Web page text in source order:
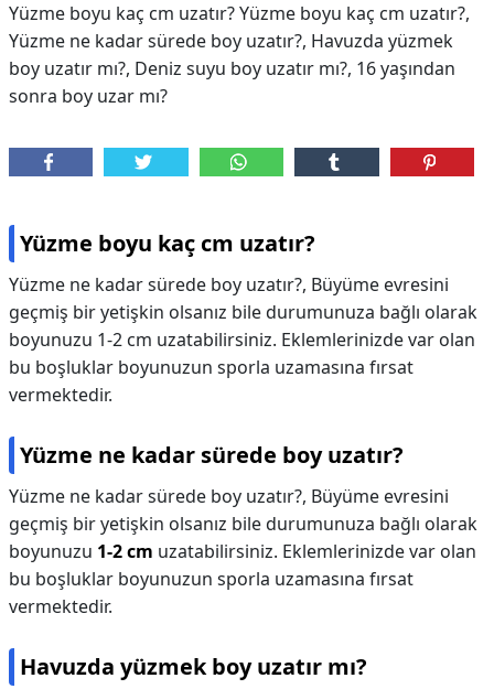
Yüzme boyu kaç cm uzatır? Yüzme boyu kaç cm uzatır?,
Yüzme ne kadar sürede boy uzatır?, Havuzda yüzmek
boy uzatır mı?, Deniz suyu boy uzatır mı?, 16 yaşından
sonra boy uzar mı?
Yüzme boyu kaç cm uzatır?
Yüzme ne kadar sürede boy uzatır?, Büyüme evresini
geçmiş bir yetişkin olsanız bile durumunuza bağlı olarak
boyunuzu 1-2 cm uzatabilirsiniz. Eklemlerinizde var olan
bu boşluklar boyunuzun sporla uzamasına fırsat
vermektedir.
Yüzme ne kadar sürede boy uzatır?
Yüzme ne kadar sürede boy uzatır?, Büyüme evresini
geçmiş bir yetişkin olsanız bile durumunuza bağlı olarak
boyunuzu 1-2 cm uzatabilirsiniz. Eklemlerinizde var olan
bu boşluklar boyunuzun sporla uzamasına fırsat
vermektedir.
Havuzda yüzmek boy uzatır mı?